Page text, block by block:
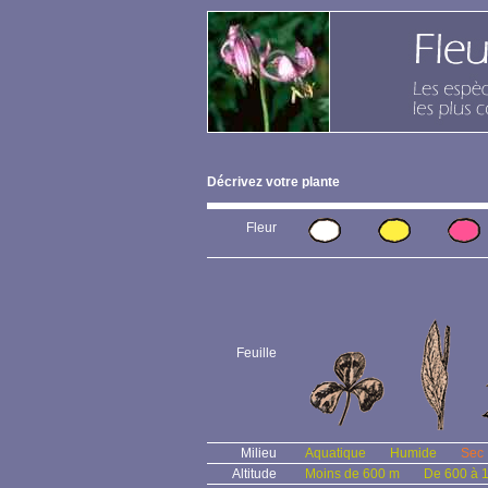
Décrivez votre plante
Fleur
Feuille
Milieu Aquatique Humide
Sec
Altitude
Moins de 600 m
De 600 à